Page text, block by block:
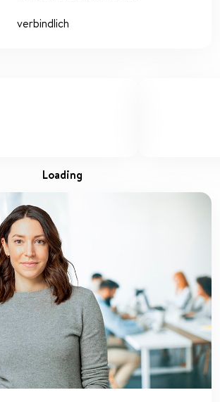
verbindlich
loading